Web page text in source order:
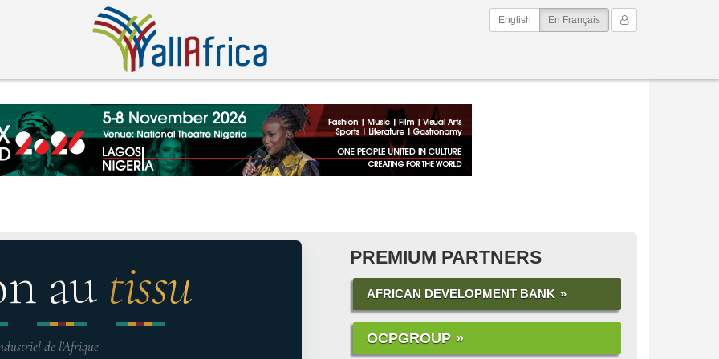
Mon Compte
English En Français(current)
au tissu
de l'Afrique
PREMIUM PARTNERS
AFRICAN DEVELOPMENT BANK
OCPGROUP